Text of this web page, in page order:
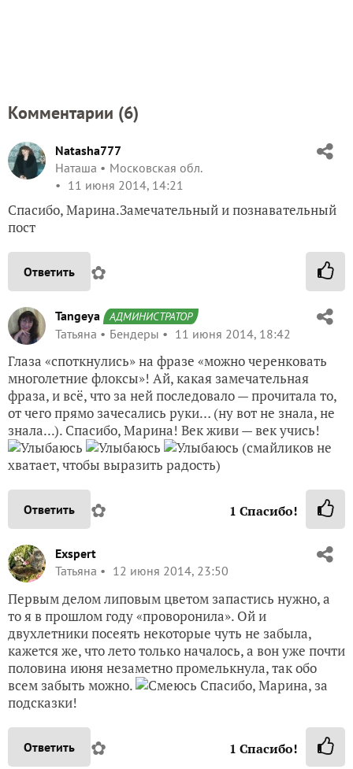
Комментарии (6)
Natasha777
Наташа
Московская обл.
11 июня 2014, 14:21
Спасибо, Марина.Замечательный и познавательный
пост
Ответить ✿
Tangeya АДМИНИСТРАТОР
Татьяна Бендеры 11 июня 2014, 18:42
Глаза «споткнулись» на фразе «можно черенковать
многолетние флоксы»! Ай, какая замечательная
фраза, и всё, что за ней последовало — прочитала то,
от чего прямо зачесались руки… (ну вот не знала, не
знала...). Спасибо, Марина! Век живи — век учись!
(смайликов не
хватает, чтобы выразить радость)
Ответить ✿ 1 Спасибо!
Exspert
Татьяна
12 июня 2014, 23:50
Первым делом липовым цветом запастись нужно, а
то я в прошлом году «проворонила». Ой и
двухлетники посеять некоторые чуть не забыла,
кажется же, что лето только началось, а вон уже почти
половина июня незаметно промелькнула, так обо
всем забыть можно.
Спасибо, Марина, за
подсказки!
Ответить ✿ 1 Спасибо!